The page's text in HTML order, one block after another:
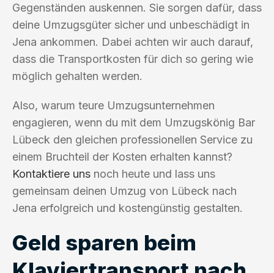
Gegenständen auskennen. Sie sorgen dafür, dass
deine Umzugsgüter sicher und unbeschädigt in
Jena ankommen. Dabei achten wir auch darauf,
dass die Transportkosten für dich so gering wie
möglich gehalten werden.
Also, warum teure Umzugsunternehmen
engagieren, wenn du mit dem Umzugskönig Bar
Lübeck den gleichen professionellen Service zu
einem Bruchteil der Kosten erhalten kannst?
Kontaktiere uns noch heute und lass uns
gemeinsam deinen Umzug von Lübeck nach
Jena erfolgreich und kostengünstig gestalten.
Geld sparen beim